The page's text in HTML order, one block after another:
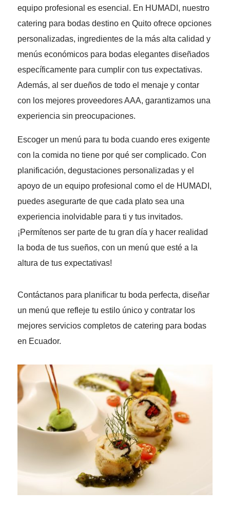
equipo profesional es esencial. En HUMADI, nuestro
catering para bodas destino en Quito ofrece opciones
personalizadas, ingredientes de la más alta calidad y
menús económicos para bodas elegantes diseñados
específicamente para cumplir con tus expectativas.
Además, al ser dueños de todo el menaje y contar
con los mejores proveedores AAA, garantizamos una
experiencia sin preocupaciones.
Escoger un menú para tu boda cuando eres exigente
con la comida no tiene por qué ser complicado. Con
planificación, degustaciones personalizadas y el
apoyo de un equipo profesional como el de HUMADI,
puedes asegurarte de que cada plato sea una
experiencia inolvidable para ti y tus invitados.
¡Permítenos ser parte de tu gran día y hacer realidad
la boda de tus sueños, con un menú que esté a la
altura de tus expectativas!
Contáctanos para planificar tu boda perfecta, diseñar
un menú que refleje tu estilo único y contratar los
mejores servicios completos de catering para bodas
en Ecuador.